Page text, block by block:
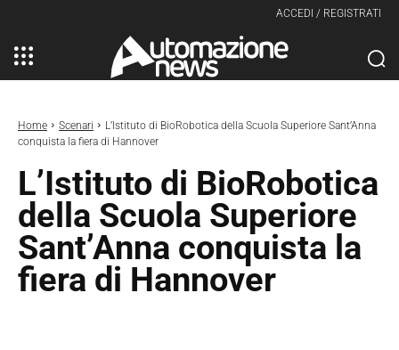
ACCEDI / REGISTRATI
Home Scenari
L’Istituto di BioRobotica della Scuola Superiore Sant’Anna
conquista la fiera di Hannover
L’Istituto di BioRobotica
della Scuola Superiore
Sant’Anna conquista la
fiera di Hannover